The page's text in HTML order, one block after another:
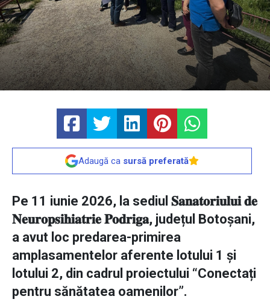
Adaugă ca sursă preferată
Pe 11 iunie 2026, la sediul 𝐒𝐚𝐧𝐚𝐭𝐨𝐫𝐢𝐮𝐥𝐮𝐢 𝐝𝐞
𝐍𝐞𝐮𝐫𝐨𝐩𝐬𝐢𝐡𝐢𝐚𝐭𝐫𝐢𝐞 𝐏𝐨𝐝𝐫𝐢𝐠𝐚, județul Botoșani,
a avut loc predarea-primirea
amplasamentelor aferente lotului 1 și
lotului 2, din cadrul proiectului “Conectați
pentru sănătatea oamenilor”.